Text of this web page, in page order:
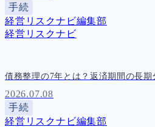
手続
経営リスクナビ編集部
経営リスクナビ
債務整理の7年とは？返済期間の長
2026.07.08
手続
経営リスクナビ編集部